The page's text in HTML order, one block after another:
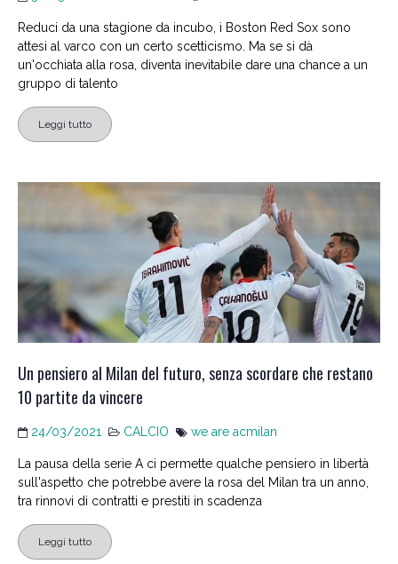
Reduci da una stagione da incubo, i Boston Red Sox sono
attesi al varco con un certo scetticismo. Ma se si dà
un'occhiata alla rosa, diventa inevitabile dare una chance a un
gruppo di talento
Leggi tutto
Un pensiero al Milan del futuro, senza scordare che restano
10 partite da vincere
24/03/2021 CALCIO we are acmilan
La pausa della serie A ci permette qualche pensiero in libertà
sull'aspetto che potrebbe avere la rosa del Milan tra un anno,
tra rinnovi di contratti e prestiti in scadenza
Leggi tutto